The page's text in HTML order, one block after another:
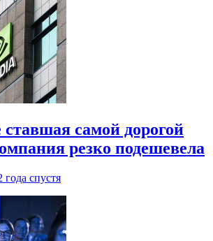
самой дорогой
резко подешевела
года спустя